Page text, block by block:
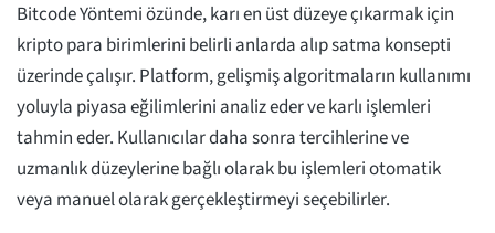
Bitcode Yöntemi özünde, karı en üst düzeye çıkarmak için
kripto para birimlerini belirli anlarda alıp satma konsepti
üzerinde çalışır. Platform, gelişmiş algoritmaların kullanımı
yoluyla piyasa eğilimlerini analiz eder ve karlı işlemleri
tahmin eder. Kullanıcılar daha sonra tercihlerine ve
uzmanlık düzeylerine bağlı olarak bu işlemleri otomatik
veya manuel olarak gerçekleştirmeyi seçebilirler.